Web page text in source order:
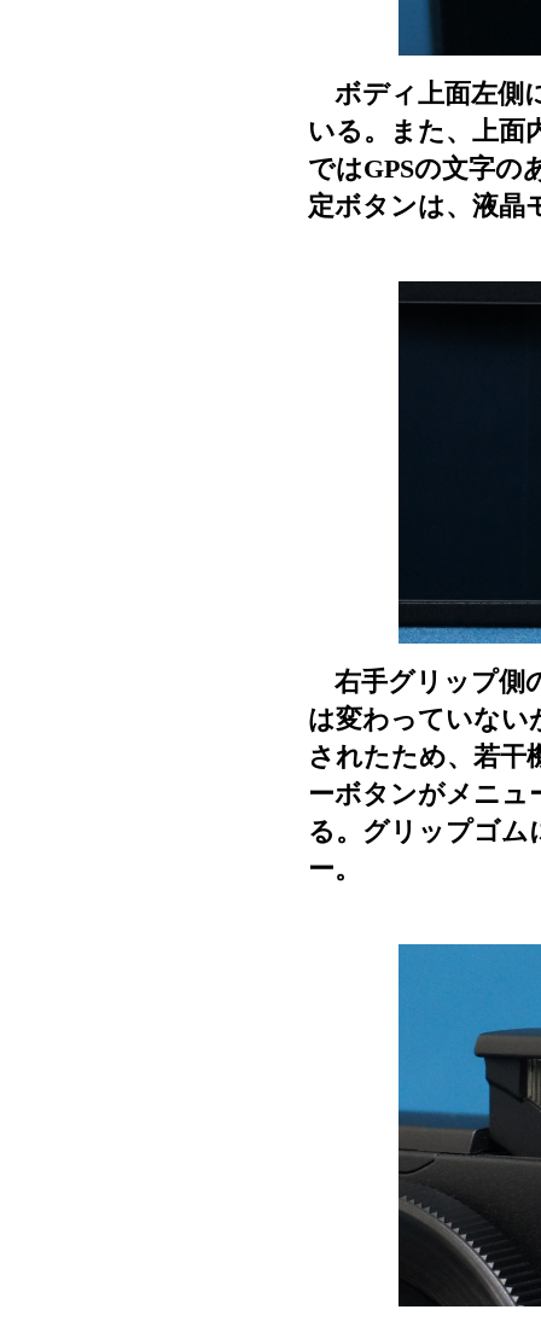
ボディ上面左側
いる。また、上面
ではGPSの文字の
定ボタンは、液晶
右手グリップ側
は変わっていない
されたため、若干
ーボタンがメニュ
る。グリップゴム
ー。